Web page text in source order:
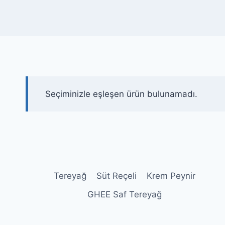
Seçiminizle eşleşen ürün bulunamadı.
Tereyağ Süt Reçeli
Krem Peynir
GHEE Saf Tereyağ